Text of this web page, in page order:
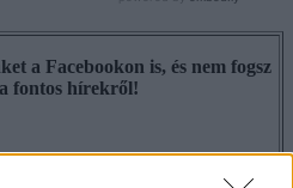
a Facebookon is, és nem fogsz
fontos hírekről!